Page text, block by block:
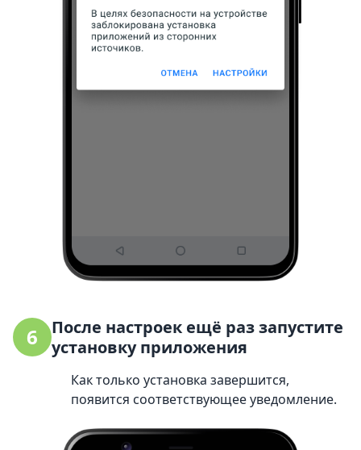
6
После настроек ещё раз запустите
установку приложения
Как только установка завершится,
появится соответствующее уведомление.